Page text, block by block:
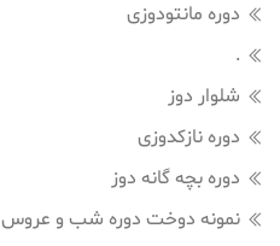
دوره مانتودوزی
.
شلوار دوز
دوره نازکدوزی
دوره بچه گانه دوز
نمونه دوخت دوره شب و عروس